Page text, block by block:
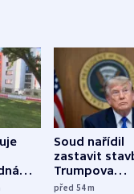
Soud nařídil
zastavit
Trumpova
tanečního
před 54m